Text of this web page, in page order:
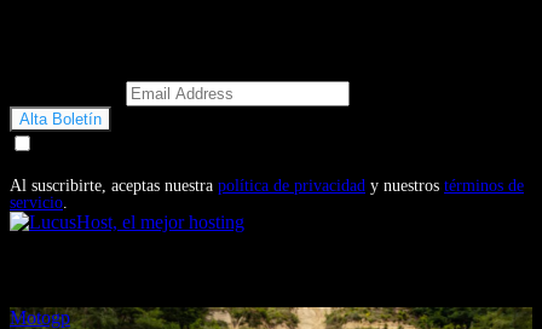
Al suscribirte, aceptas nuestra política de privacidad y nuestros términos de
servicio.
Motogp